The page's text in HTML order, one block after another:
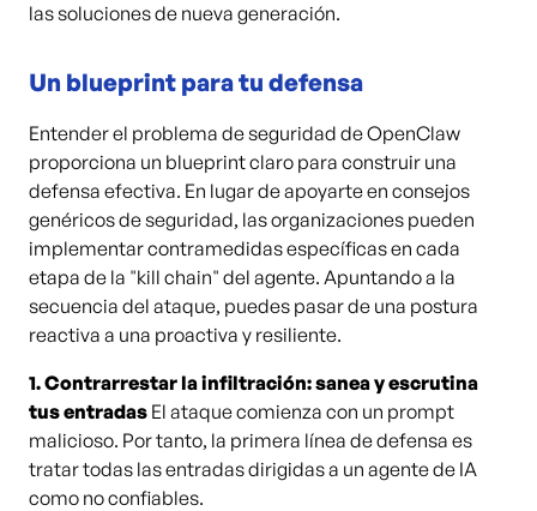
las soluciones de nueva generación.
Un blueprint para tu defensa
Entender el problema de seguridad de OpenClaw
proporciona un blueprint claro para construir una
defensa efectiva. En lugar de apoyarte en consejos
genéricos de seguridad, las organizaciones pueden
implementar contramedidas específicas en cada
etapa de la "kill chain" del agente. Apuntando a la
secuencia del ataque, puedes pasar de una postura
reactiva a una proactiva y resiliente.
1. Contrarrestar la infiltración: sanea y escrutina
tus entradas El ataque comienza con un prompt
malicioso. Por tanto, la primera línea de defensa es
tratar todas las entradas dirigidas a un agente de IA
como no confiables.